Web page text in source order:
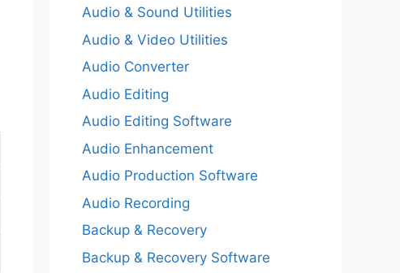
Audio & Sound Utilities
Audio & Video Utilities
Audio Converter
Audio Editing
Audio Editing Software
Audio Enhancement
Audio Production Software
Audio Recording
Backup & Recovery
Backup & Recovery Software